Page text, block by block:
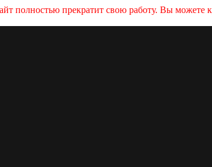
полностью прекратит свою работу. Вы